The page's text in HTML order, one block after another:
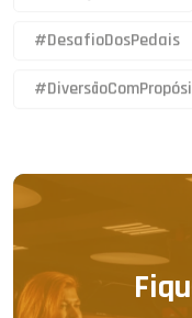
#DesafioDosPedais